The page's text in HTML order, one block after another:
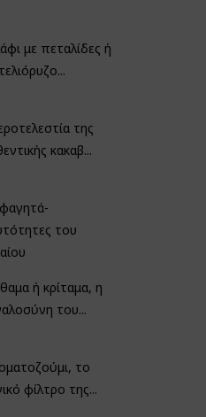
με πεταλίδες ή
της
κακαβ...
του
ή κρίταμα, η
του...
το
φίλτρο της...